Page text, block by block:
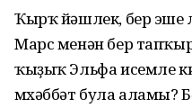
Ҡырҡ йәшлек, бер эше
Марс менән бер
ҡыҙыҡ Эльфа исемле
мөхәббәт була аламы?